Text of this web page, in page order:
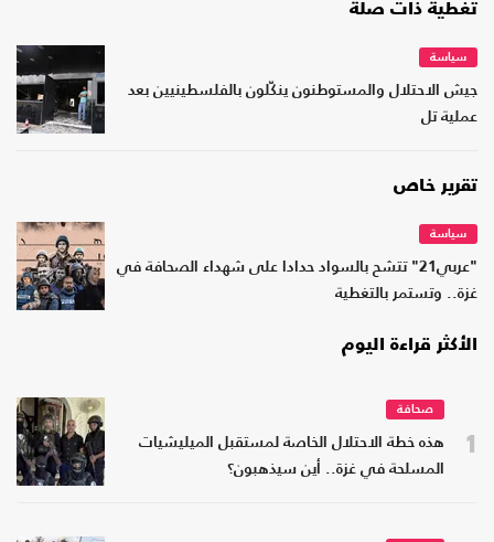
تغطية ذات صلة
سياسة
جيش الاحتلال والمستوطنون ينكّلون بالفلسطينيين بعد
عملية تل
تقرير خاص
سياسة
"عربي21" تتشح بالسواد حدادا على شهداء الصحافة في
غزة.. وتستمر بالتغطية
الأكثر قراءة اليوم
1
صحافة
هذه خطة الاحتلال الخاصة لمستقبل الميليشيات
المسلحة في غزة.. أين سيذهبون؟